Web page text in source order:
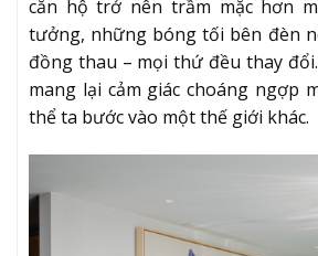
căn hộ trở nên trầm mặc hơn
tưởng, những bóng tối bên đèn
đồng thau – mọi thứ đều thay
mang lại cảm giác choáng ngợp
thể ta bước vào một thế giới khác.